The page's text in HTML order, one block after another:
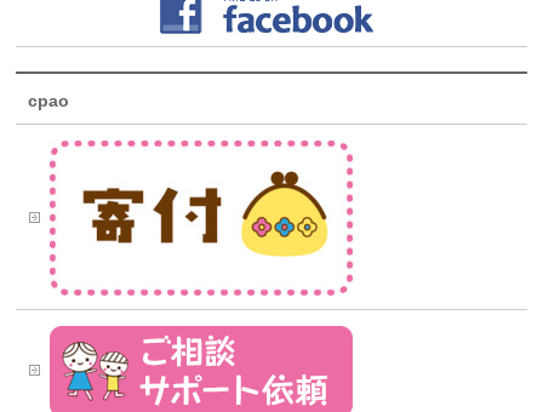
cpao